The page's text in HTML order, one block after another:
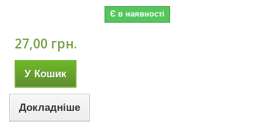
Є в наявності
27,00 грн.
У Кошик
Докладніше